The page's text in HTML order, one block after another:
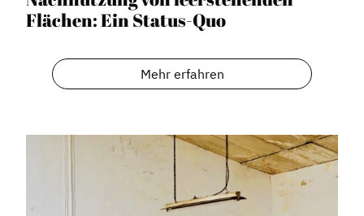
Vorstand
Mitglieder
Vorteile für Mitglieder
Veranstaltungen
Stadtmarketing
Netzwerkmanagement
Flächen: Ein Status-Quo
Mehr erfahren